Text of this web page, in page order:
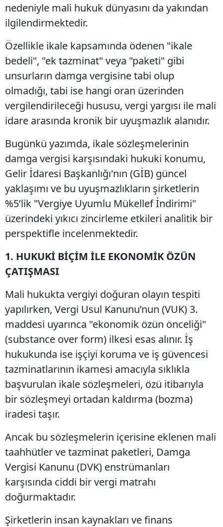
nedeniyle mali hukuk dünyasını da yakından
ilgilendirmektedir.
Özellikle ikale kapsamında ödenen "ikale
bedeli", "ek tazminat" veya "paketi" gibi
unsurların damga vergisine tabi olup
olmadığı, tabi ise hangi oran üzerinden
vergilendirileceği hususu, vergi yargısı ile mali
idare arasında kronik bir uyuşmazlık alanıdır.
Bugünkü yazımda, ikale sözleşmelerinin
damga vergisi karşısındaki hukuki konumu,
Gelir İdaresi Başkanlığı'nın (GİB) güncel
yaklaşımı ve bu uyuşmazlıkların şirketlerin
%5’lik "Vergiye Uyumlu Mükellef İndirimi"
üzerindeki yıkıcı zincirleme etkileri analitik bir
perspektifle incelenmektedir.
1. HUKUKİ BİÇİM İLE EKONOMİK ÖZÜN
ÇATIŞMASI
Mali hukukta vergiyi doğuran olayın tespiti
yapılırken, Vergi Usul Kanunu’nun (VUK) 3.
maddesi uyarınca "ekonomik özün önceliği"
(substance over form) ilkesi esas alınır. İş
hukukunda ise işçiyi koruma ve iş güvencesi
tazminatlarının ikamesi amacıyla sıklıkla
başvurulan ikale sözleşmeleri, özü itibarıyla
bir sözleşmeyi ortadan kaldırma (bozma)
iradesi taşır.
Ancak bu sözleşmelerin içerisine eklenen mali
taahhütler ve tazminat paketleri, Damga
Vergisi Kanunu (DVK) enstrümanları
karşısında ciddi bir vergi matrahı
doğurmaktadır.
Şirketlerin insan kaynakları ve finans